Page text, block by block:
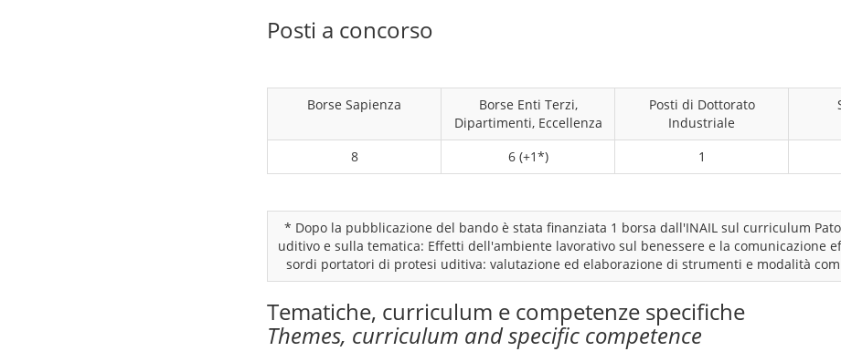
Posti a concorso
Borse Sapienza
Borse Enti Terzi,
Dipartimenti, Eccellenza
Posti di Dottorato
Industriale
8 6 (+1*) 1
* Dopo la pubblicazione del bando è stata finanziata 1 borsa dall'INAIL sul curriculum
uditivo e sulla tematica: Effetti dell'ambiente lavorativo sul benessere e la comunicazione
sordi portatori di protesi uditiva: valutazione ed elaborazione di strumenti e modalità
Tematiche, curriculum e competenze specifiche
Themes, curriculum and specific competence